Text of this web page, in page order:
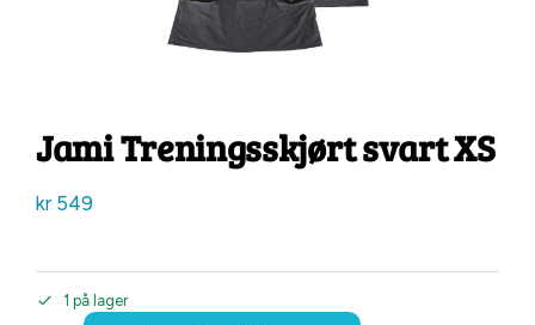
Jami Treningsskjørt svart XS
kr549
1 på lager